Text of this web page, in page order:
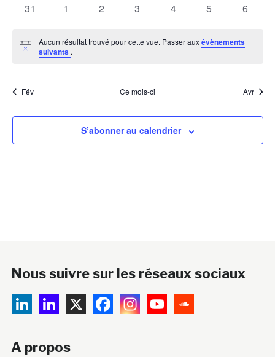
0
31
0
1
0
2
0
3
0
4
0
5
0
6
Notice
Aucun résultat trouvé pour cette vue. Passer auxévènements
suivants .
Fév Ce mois-ci Avr
S’abonner au calendrier
Nous suivre sur les réseaux sociaux
A propos